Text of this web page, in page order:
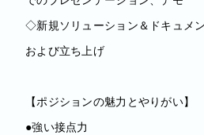
◇新規ソリューション＆ドキュメ
および立ち上げ
【ポジションの魅力とやりがい】
●強い接点力